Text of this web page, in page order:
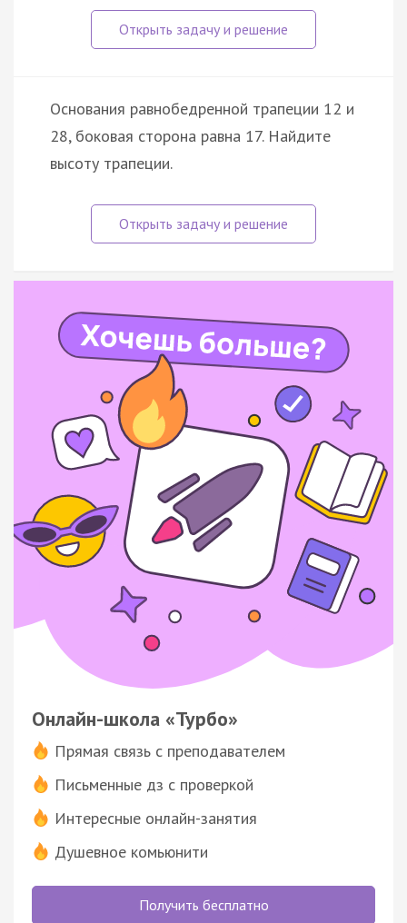
Основания равнобедренной трапеции 12 и
28, боковая сторона равна 17. Найдите
высоту трапеции.
Онлайн-школа «Турбо»
Прямая связь с преподавателем
Письменные дз с проверкой
Интересные онлайн-занятия
Душевное комьюнити
Получить бесплатно